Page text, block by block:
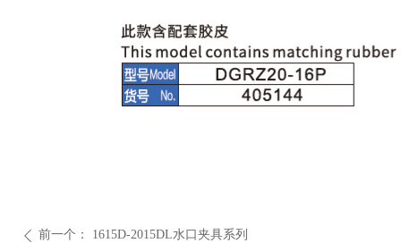
ꄴ 前一个： 1615D-2015DL水口夹具系列